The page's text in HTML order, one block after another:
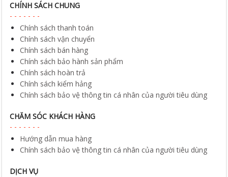
CHÍNH SÁCH CHUNG
Chính sách thanh toán
Chính sách vận chuyển
Chính sách bán hàng
Chính sách bảo hành sản phẩm
Chính sách hoàn trả
Chính sách kiểm hảng
Chính sách bảo vệ thông tin cá nhân của người tiêu dùng
CHĂM SÓC KHÁCH HÀNG
Hướng dẫn mua hàng
Chính sách bảo vệ thông tin cá nhân của người tiêu dùng
DỊCH VỤ